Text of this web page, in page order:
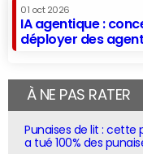
01 oct 2026
IA agentique :
déployer des
À NE PAS RATER
Punaises de lit : cette
a tué 100% des